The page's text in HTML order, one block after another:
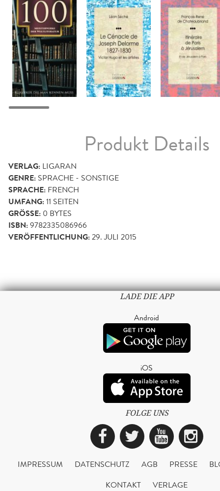
Produkt Details
VERLAG: LIGARAN
GENRE: SPRACHE - SONSTIGE
SPRACHE: FRENCH
UMFANG:11 SEITEN
GRÖSSE: 0 BYTES
ISBN:9782335086966
VERÖFFENTLICHUNG:29. JULI 2015
LADE DIE APP
Android
iOS
FOLGE UNS
Facebook
Twitter
IMPRESSUM DATENSCHUTZ AGB PRESSE
KONTAKT
VERLAGE